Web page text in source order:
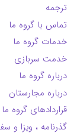
ترجمه
تماس با گروه ما
خدمات گروه ما
خدمت سربازی
درباره گروه ما
درباره مجارستان
قراردادهای گروه ما
گذرنامه ، ویزا و